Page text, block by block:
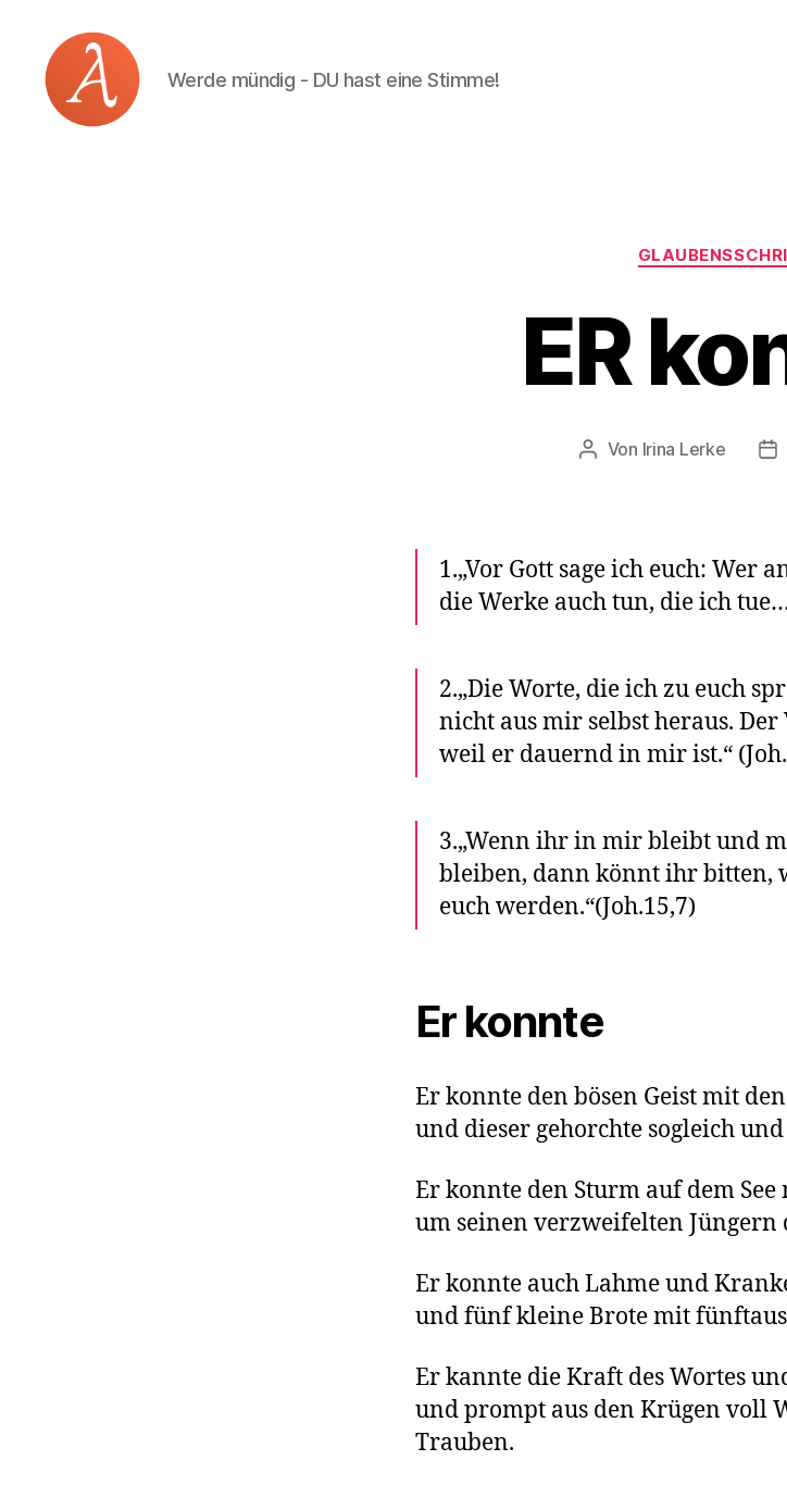
Werde mündig - DU hast eine Stimme!
ER
Beitragsautor
Von Irina Lerke
1.„Vor Gott sage ich euch: Wer
die Werke auch tun, die ich
2.„Die Worte, die ich zu euch
nicht aus mir selbst heraus. Der
weil er dauernd in mir ist.“
3.„Wenn ihr in mir bleibt und
bleiben, dann könnt ihr bitten,
euch werden.“(Joh.15,7)
Er konnte
Er konnte den bösen Geist mit
und dieser gehorchte sogleich
Er konnte den Sturm auf dem
um seinen verzweifelten Jüngern
Er konnte auch Lahme und
und fünf kleine Brote mit
Er kannte die Kraft des Wortes
und prompt aus den Krügen voll
Trauben.